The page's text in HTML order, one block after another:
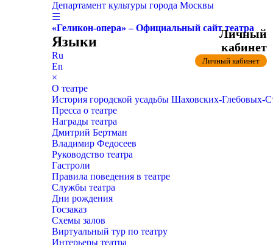
Департамент культуры города Москвы
☰
«Геликон-опера» – Официальный сайт театра
Языки
Ru
En
×
О театре
История городской усадьбы Шаховских-
Пресса о театре
Награды театра
Дмитрий Бертман
Владимир Федосеев
Руководство театра
Гастроли
Правила поведения в театре
Службы театра
Дни рождения
Госзаказ
Схемы залов
Виртуальный тур по театру
Интерьеры театра
Личный
кабинет
Личный кабинет